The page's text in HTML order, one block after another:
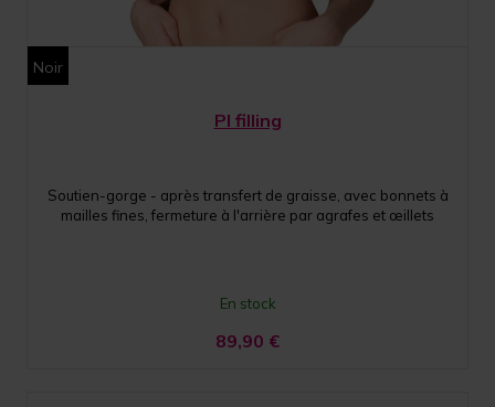
Noir
PI filling
Soutien-gorge - après transfert de graisse, avec bonnets à
mailles fines, fermeture à l'arrière par agrafes et œillets
En stock
89,90 €